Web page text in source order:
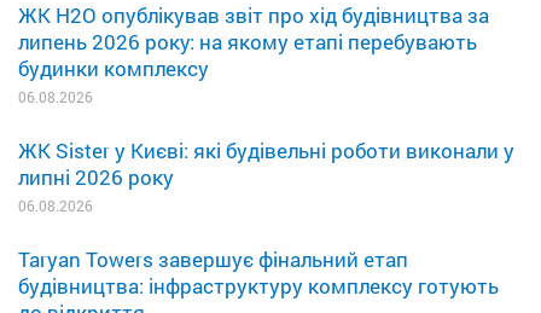
ЖК H2O опублікував звіт про хід будівництва за
липень 2026 року: на якому етапі перебувають
будинки комплексу
06.08.2026
ЖК Sister у Києві: які будівельні роботи виконали у
липні 2026 року
06.08.2026
Taryan Towers завершує фінальний етап
будівництва: інфраструктуру комплексу готують